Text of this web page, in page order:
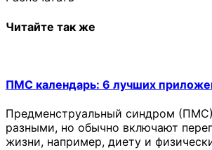
Читайте так же
ПМС календарь: 6 лучших
Предменструальный синдром
разными, но обычно включают
жизни, например, диету и